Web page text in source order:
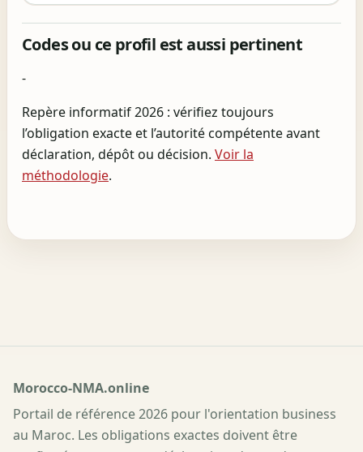
Codes ou ce profil est aussi pertinent
-
Repère informatif 2026 : vérifiez toujours
l’obligation exacte et l’autorité compétente avant
déclaration, dépôt ou décision. Voir la
méthodologie.
Morocco-NMA.online
Portail de référence 2026 pour l'orientation business
au Maroc. Les obligations exactes doivent être